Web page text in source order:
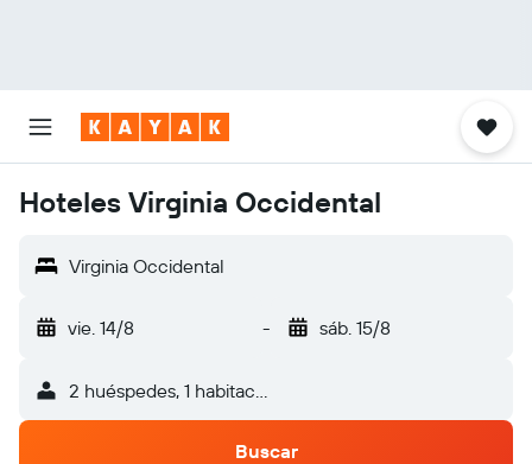
Hoteles Virginia Occidental
Virginia Occidental
vie. 14/8 - sáb. 15/8
2 huéspedes, 1 habitación
Buscar